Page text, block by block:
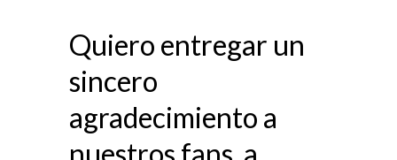
Quiero entregar un
sincero
agradecimiento a